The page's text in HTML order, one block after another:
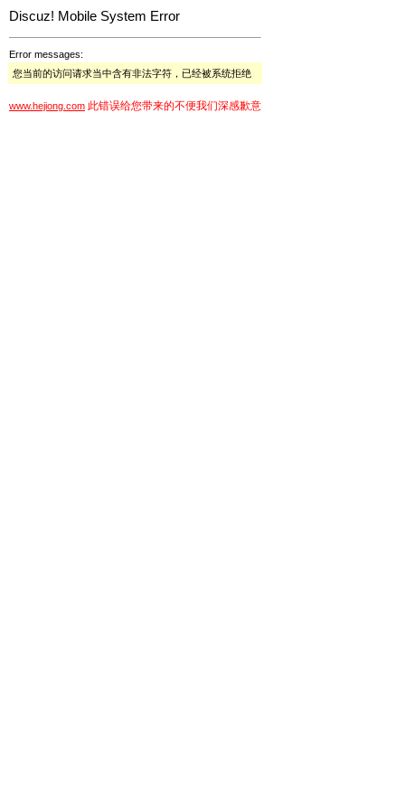
Discuz! Mobile System Error
Error messages:
您当前的访问请求当中含有非法字符，已经被系统拒绝
www.hejiong.com 此错误给您带来的不便我们深感歉意